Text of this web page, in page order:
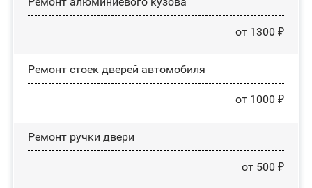
от 1300 ₽
Ремонт стоек дверей автомобиля
от 1000 ₽
Ремонт ручки двери
от 500 ₽